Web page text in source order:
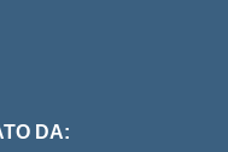
DA: